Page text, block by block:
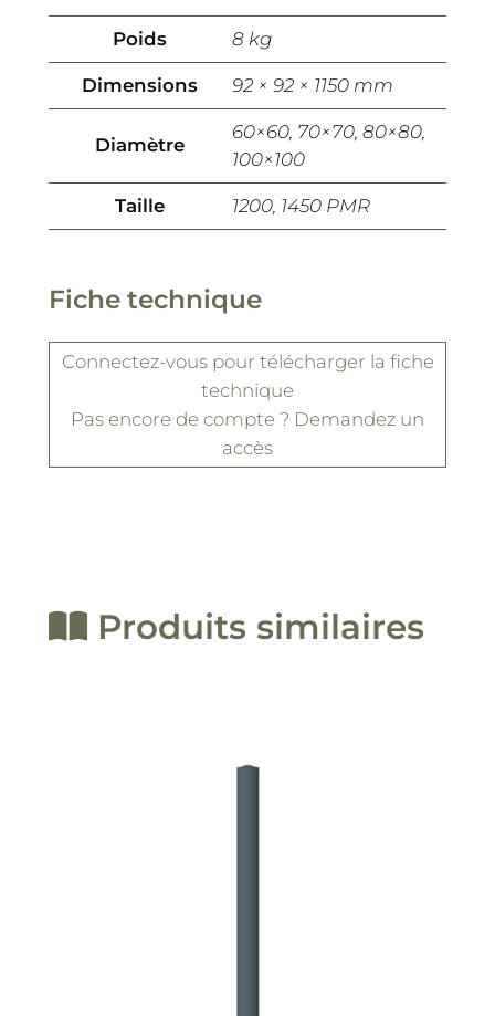
Poids 8 kg
Dimensions 92 × 92 × 1150 mm
Diamètre
60×60, 70×70, 80×80,
100×100
Taille 1200, 1450 PMR
Fiche technique
Connectez-vouspour télécharger la fiche
technique
Pas encore de compte ? Demandez un
accès
Produits similaires